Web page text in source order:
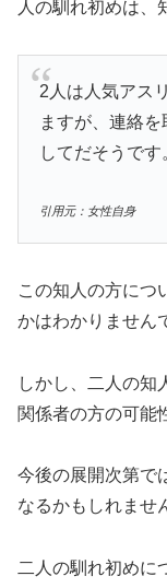
人の馴れ初めは、
2人は人気アス
ますが、連絡
してだそうです
引用元：女性自身
この知人の方につ
かはわかりません
しかし、二人の知
関係者の方の可能
今後の展開次第で
なるかもしれませ
二人の馴れ初めに